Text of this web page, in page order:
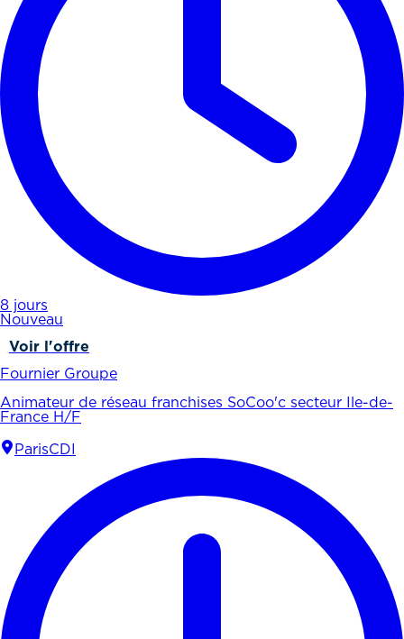
8 jours
Nouveau
Voir l'offre
Fournier Groupe
Animateur de réseau franchises SoCoo'c secteur Ile-de-
France H/F
ParisCDI